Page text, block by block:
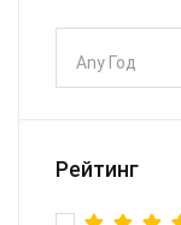
Any Год
Рейтинг